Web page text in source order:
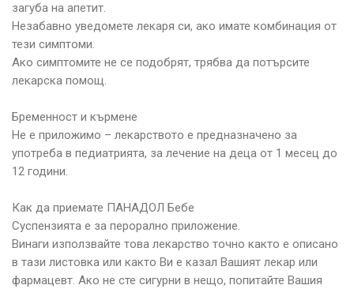
загуба на апетит.
Незабавно уведомете лекаря си, ако имате комбинация от
тези симптоми.
Ако симптомите не се подобрят, трябва да потърсите
лекарска помощ.
Бременност и кърмене
Не е приложимо – лекарството е предназначено за
употреба в педиатрията, за лечение на деца от 1 месец до
12 години.
Как да приемате ПАНАДОЛ Бебе
Суспензията е за перорално приложение.
Винаги използвайте това лекарство точно както е описано
в тази листовка или както Ви е казал Вашият лекар или
фармацевт. Ако не сте сигурни в нещо, попитайте Вашия